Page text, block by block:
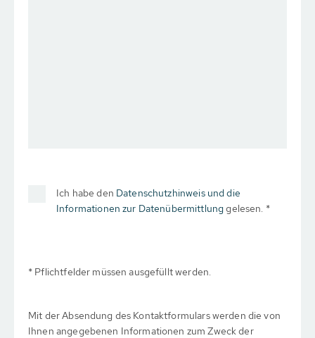
Ich habe den Datenschutzhinweis und die
Informationen zur Datenübermittlunggelesen. *
* Pflichtfelder müssen ausgefüllt werden.
Mit der Absendung des Kontaktformulars werden die von
Ihnen angegebenen Informationen zum Zweck der